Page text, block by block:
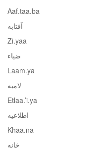
Aaf.taa.ba
آفتابه
Zi.yaa
ضیاء
Laam.ya
لامیه
Etlaa.’i.ya
اطلاعیه
Khaa.na
خانه